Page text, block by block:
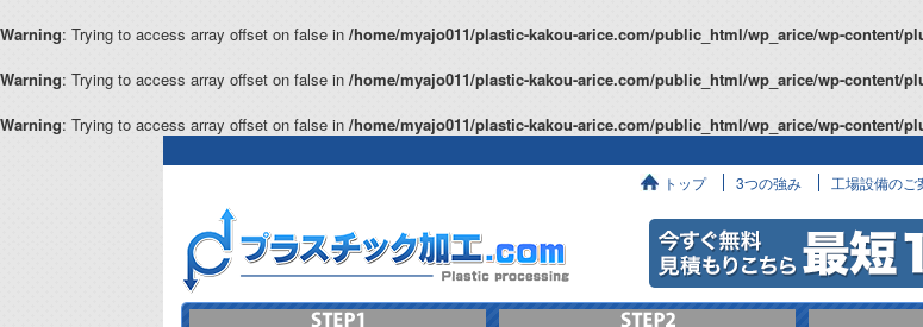
Warning: Trying to access array offset on false in /home/myajo011/plastic-kakou-arice.com/public_html/wp_arice/wp-content/
Warning: Trying to access array offset on false in /home/myajo011/plastic-kakou-arice.com/public_html/wp_arice/wp-content/
Warning: Trying to access array offset on false in /home/myajo011/plastic-kakou-arice.com/public_html/wp_arice/wp-content/
トップ 3つの強み 工場設備のご